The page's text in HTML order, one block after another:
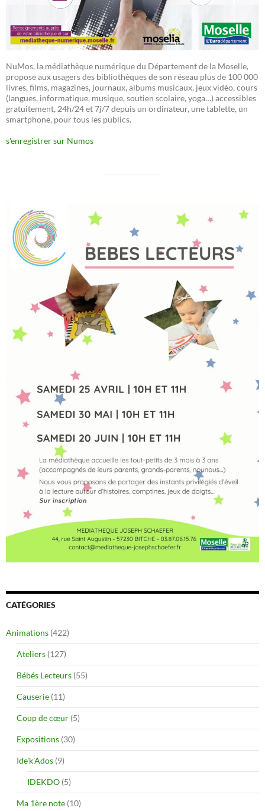
NuMos, la médiathèque numérique du Département de la Moselle,
propose aux usagers des bibliothèques de son réseau plus de 100 000
livres, films, magazines, journaux, albums musicaux, jeux vidéo, cours
(langues, informatique, musique, soutien scolaire, yoga…) accessibles
gratuitement, 24h/24 et 7j/7 depuis un ordinateur, une tablette, un
smartphone, pour tous les publics.
s'enregistrer sur Numos
CATÉGORIES
Animations (422)
Ateliers (127)
Bébés Lecteurs (55)
Causerie (11)
Coup de cœur (5)
Expositions (30)
Ide'k'Ados (9)
IDEKDO (5)
Ma 1ère note (10)